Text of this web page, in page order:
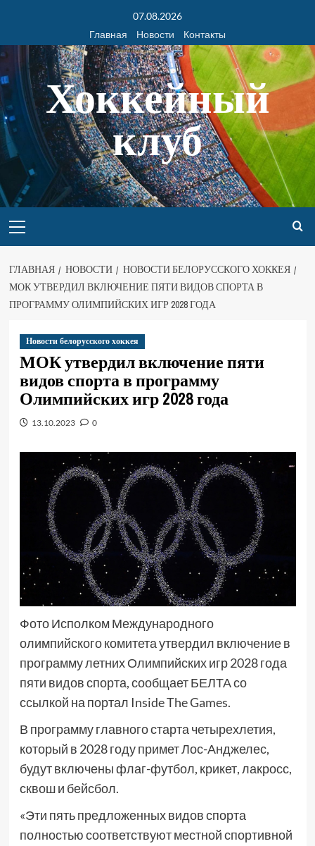
07.08.2026
Главная
Новости Контакты
Хоккейный
клуб
ГЛАВНАЯ НОВОСТИ
НОВОСТИ БЕЛОРУССКОГО ХОККЕЯ
МОК УТВЕРДИЛ ВКЛЮЧЕНИЕ ПЯТИ ВИДОВ СПОРТА В
ПРОГРАММУ ОЛИМПИЙСКИХ ИГР 2028 ГОДА
Новости белорусского хоккея
МОК утвердил включение пяти
видов спорта в программу
Олимпийских игр 2028 года
13.10.2023 0
Фото Исполком Международного
олимпийского комитета утвердил включение в
программу летних Олимпийских игр 2028 года
пяти видов спорта, сообщает БЕЛТА со
ссылкой на портал Inside The Games.
В программу главного старта четырехлетия,
который в 2028 году примет Лос-Анджелес,
будут включены флаг-футбол, крикет, лакросс,
сквош и бейсбол.
«Эти пять предложенных видов спорта
полностью соответствуют местной спортивной